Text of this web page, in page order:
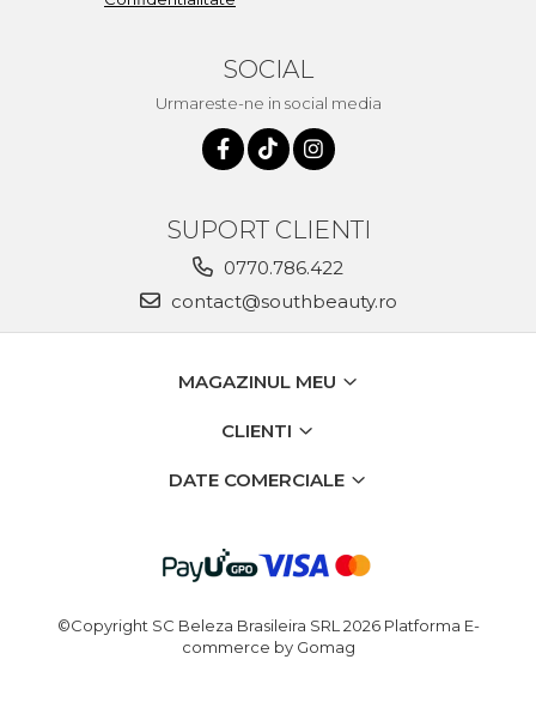
SOCIAL
Urmareste-ne in social media
SUPORT CLIENTI
0770.786.422
contact@southbeauty.ro
MAGAZINUL MEU
CLIENTI
DATE COMERCIALE
©Copyright SC Beleza Brasileira SRL 2026 Platforma E-
commerce by Gomag